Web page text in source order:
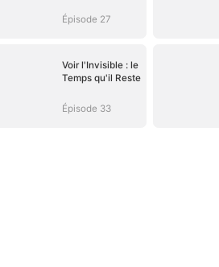
Épisode 27
Voir l'Invisible : le
Temps qu'il Reste
Épisode 33